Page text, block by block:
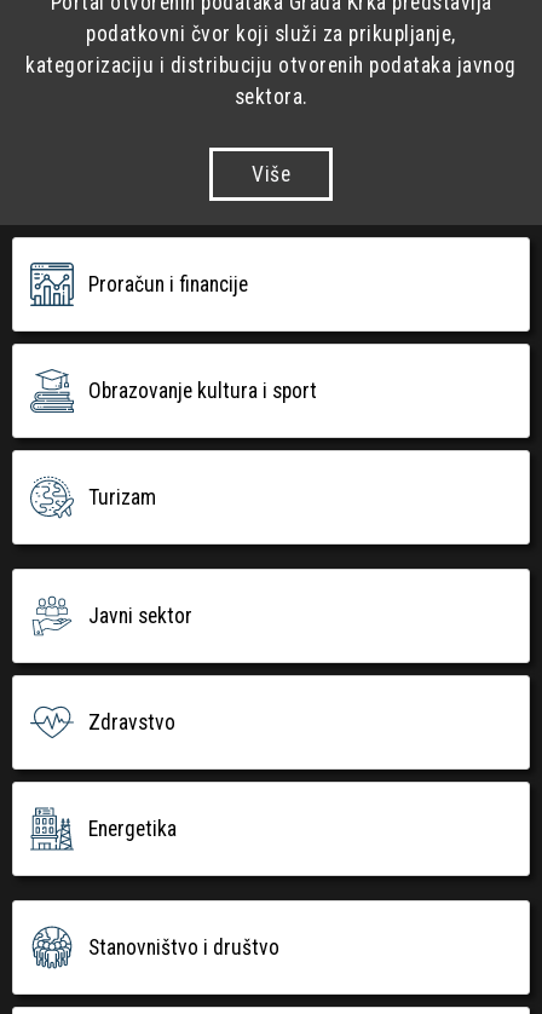
podatkovni čvor koji služi za prikupljanje,
kategorizaciju i distribuciju otvorenih podataka javnog
sektora.
Više
Proračun i financije
Obrazovanje kultura i sport
Turizam
Javni sektor
Zdravstvo
Energetika
Stanovništvo i društvo